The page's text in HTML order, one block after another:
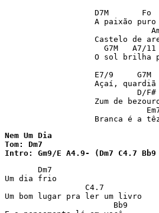
D7M       Fo
A paixão
Castelo de
G7M   A7/11
O sol brilha
                   E7/9     G7M
                   Açaí, quardiã
D/F#
Zum de
Nem Um Dia
Tom: Dm7
Intro: Gm9/E A4.9- (Dm7 C4.7
       Dm7
Um dia frio
                 C4.7
Um bom lugar pra ler um livro
                       Bb9